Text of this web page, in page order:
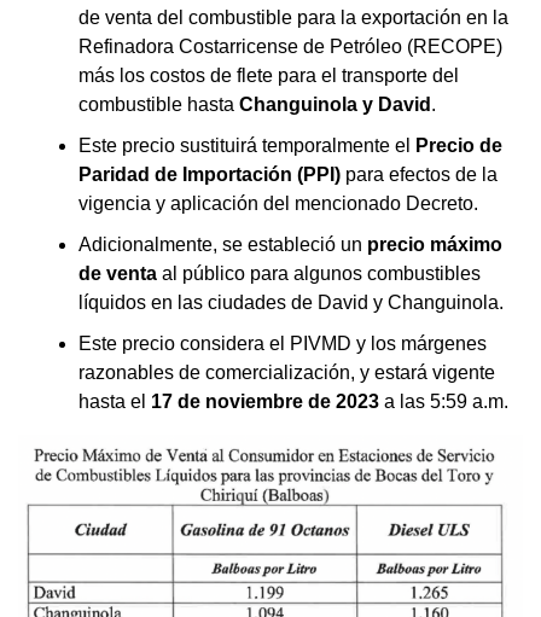
de venta del combustible para la exportación en la
Refinadora Costarricense de Petróleo (RECOPE)
más los costos de flete para el transporte del
combustible hasta Changuinola y David .
Este precio sustituirá temporalmente el
Precio de
Paridad de Importación (PPI) para efectos de la
vigencia y aplicación del mencionado Decreto.
Adicionalmente, se estableció un precio máximo
de venta al público para algunos combustibles
líquidos en las ciudades de David y Changuinola.
Este precio considera el PIVMD y los márgenes
razonables de comercialización, y estará vigente
hasta el 17 de noviembre de 2023 a las 5:59 a.m.